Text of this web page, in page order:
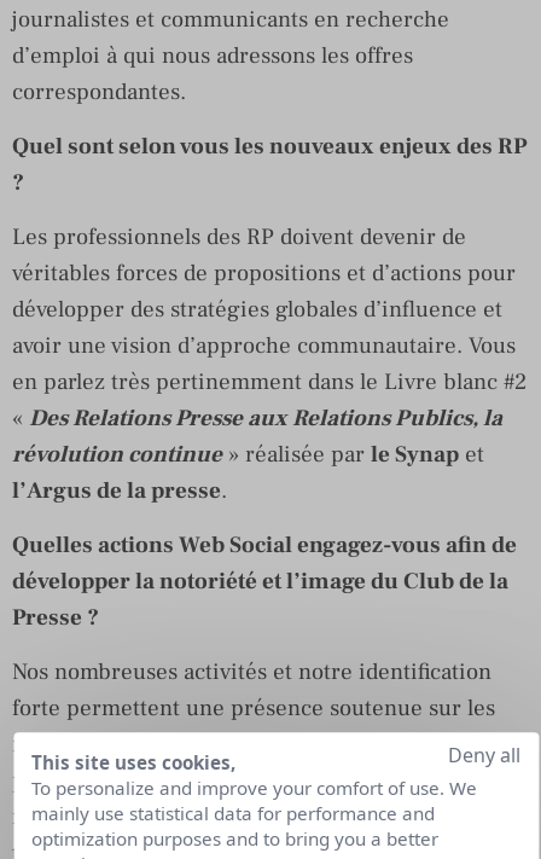
journalistes et communicants en recherche
d’emploi à qui nous adressons les offres
correspondantes.
Quel sont selon vous les nouveaux enjeux des RP
?
Les professionnels des RP doivent devenir de
véritables forces de propositions et d’actions pour
développer des stratégies globales d’influence et
avoir une vision d’approche communautaire. Vous
en parlez très pertinemment dans le Livre blanc #2
« Des Relations Presse aux Relations Publics, la
révolution continue» réalisée par le Synap et
l’Argus de la presse.
Quelles actions Web Social engagez-vous afin de
développer la notoriété et l’image du Club de la
Presse ?
Nos nombreuses activités et notre identification
forte permettent une présence soutenue sur les
réseaux sociaux et nous apportent une matière
première importante et qualitative pour réaliser
reporting, vidéos, commentaires, live. Nous
travaillons ponctuellement avec une agence
This site uses cookies,
To personalize and improve your comfort of use. We
mainly use statistical data for performance and
optimization purposes and to bring you a better
Deny all